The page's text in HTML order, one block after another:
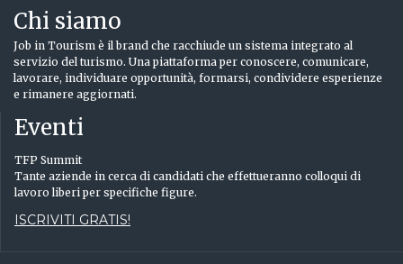
Chi siamo
Job in Tourism è il brand che racchiude un sistema integrato al
servizio del turismo. Una piattaforma per conoscere, comunicare,
lavorare, individuare opportunità, formarsi, condividere esperienze
e rimanere aggiornati.
Eventi
TFP Summit
Tante aziende in cerca di candidati che effettueranno colloqui di
lavoro liberi per specifiche figure.
ISCRIVITI GRATIS!